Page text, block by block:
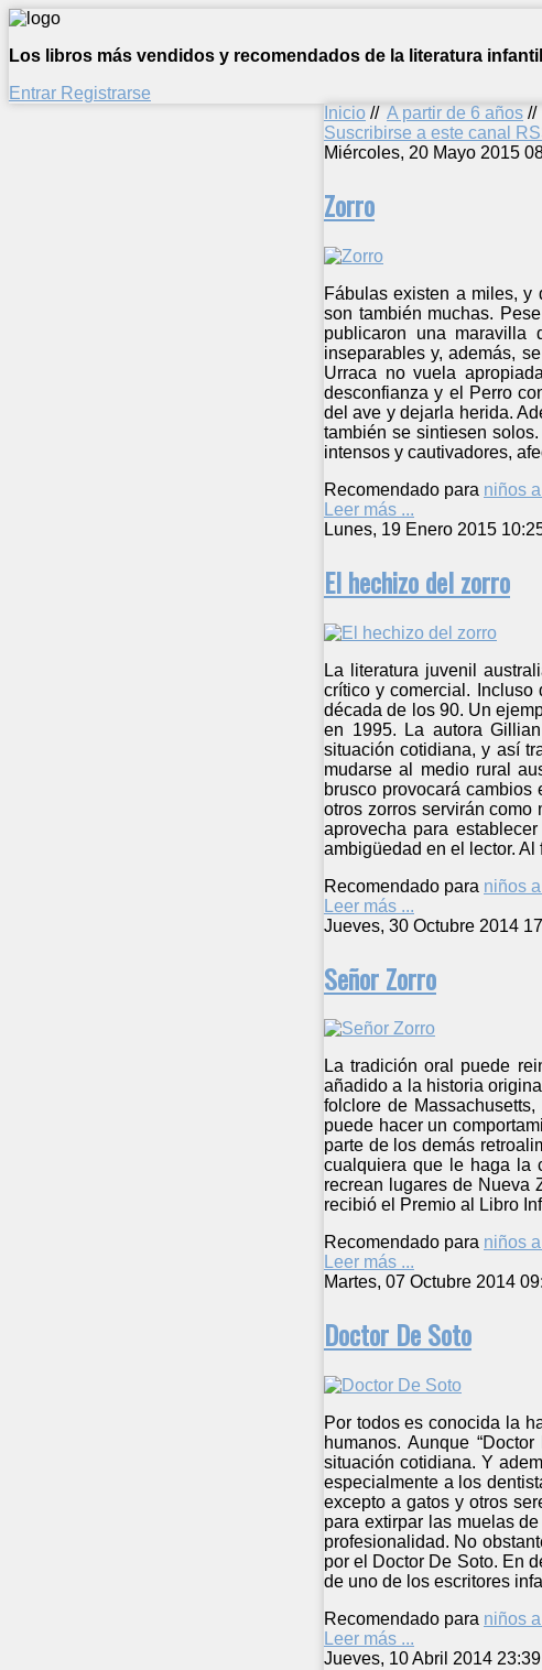
Los libros más vendidos y recomendados de la literatura
Entrar Registrarse
Inicio // A partir de 6 años //
Suscribirse a este canal
Miércoles, 20 Mayo 2015
Zorro
Fábulas existen a miles, y
son también muchas.
publicaron una
inseparables y, además,
Urraca no vuela
desconfianza y el Perro
del ave y dejarla herida.
también se sintiesen
intensos y cautivadores,
Recomendado para niños
Leer más ...
Lunes, 19 Enero 2015
El hechizo del zorro
La literatura juvenil
crítico y comercial. Incluso
década de los 90. Un
en 1995. La autora
situación cotidiana, y así
mudarse al medio rural
brusco provocará
otros zorros servirán
aprovecha para
ambigüedad en el lector. Al
Recomendado para niños
Leer más ...
Jueves, 30 Octubre 2014
Señor Zorro
La tradición oral puede
añadido a la historia
folclore de
puede hacer un
parte de los demás
cualquiera que le haga la
recrean lugares de Nueva
recibió el Premio al Libro
Recomendado para niños
Leer más ...
Martes, 07 Octubre 2014
Doctor De Soto
Por todos es conocida la
humanos. Aunque
situación cotidiana. Y
especialmente a los
excepto a gatos y otros
para extirpar las muelas
profesionalidad. No
por el Doctor De Soto. En
de uno de los escritores
Recomendado para niños
Leer más ...
Jueves, 10 Abril 2014 23:39